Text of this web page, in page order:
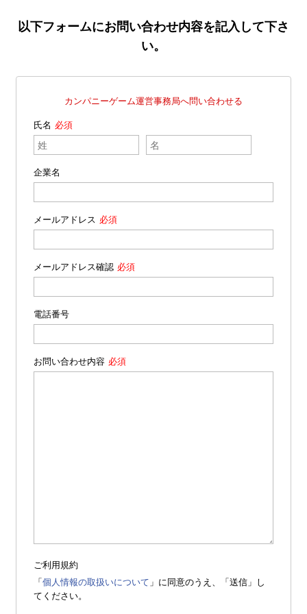
以下フォームにお問い合わせ内容を記入して下さ
い。
カンパニーゲーム運営事務局へ問い合わせる
氏名
企業名
メールアドレス
メールアドレス確認
電話番号
お問い合わせ内容
ご利用規約
「個人情報の取扱いについて 」に同意のうえ、「送信」し
てください。